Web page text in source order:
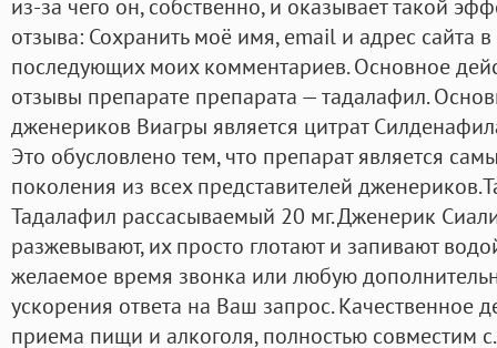
отзыва: Сохранить моё имя, email и адрес сайта
последующих моих комментариев. Основное
отзывы препарате препарата — тадалафил.
дженериков Виагры является цитрат
Это обусловлено тем, что препарат является
поколения из всех представителей
Тадалафил рассасываемый 20 мг. Дженерик
разжевывают, их просто глотают и запивают
желаемое время звонка или любую
ускорения ответа на Ваш запрос. Качественное
приема пищи и алкоголя, полностью совместим